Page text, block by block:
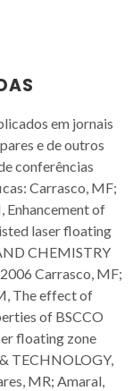
em jornais
e de outros
conferências
Carrasco, MF;
Enhancement of
laser floating
CHEMISTRY
Carrasco, MF;
The effect of
of BSCCO
floating zone
TECHNOLOGY,
MR; Amaral,